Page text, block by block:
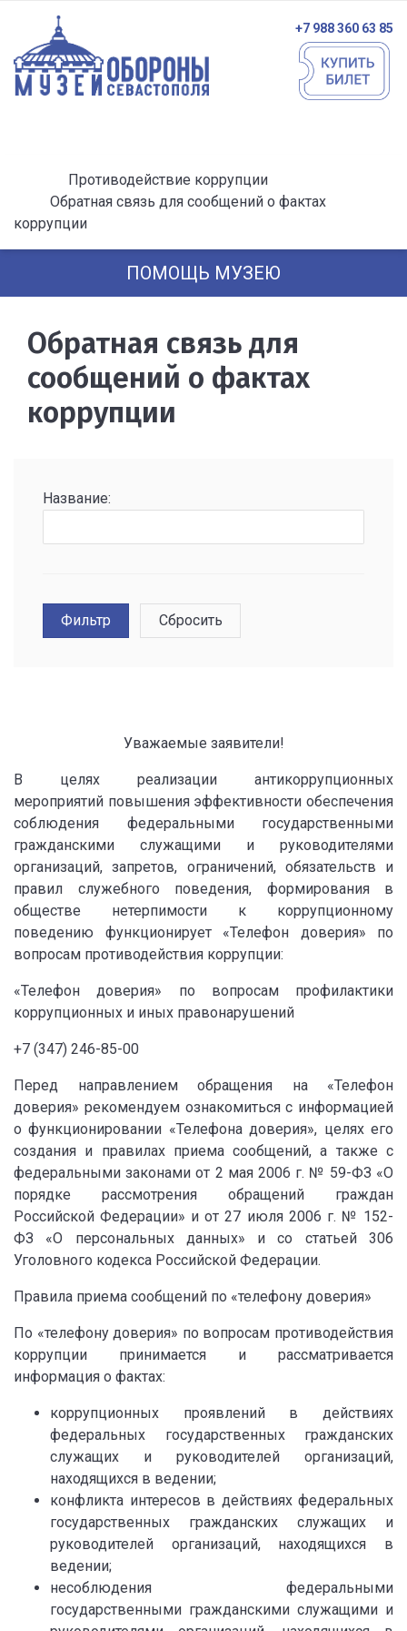
+7 988 360 63 85
Противодействие коррупции
Обратная связь для сообщений о фактах
коррупции
ПОМОЩЬ МУЗЕЮ
Обратная связь для
сообщений о фактах
коррупции
Название:
Уважаемые заявители!
В целях реализации антикоррупционных
мероприятий повышения эффективности обеспечения
соблюдения федеральными государственными
гражданскими служащими и руководителями
организаций, запретов, ограничений, обязательств и
правил служебного поведения, формирования в
обществе нетерпимости к коррупционному
поведению функционирует «Телефон доверия» по
вопросам противодействия коррупции:
«Телефон доверия» по вопросам профилактики
коррупционных и иных правонарушений
+7 (347) 246-85-00
Перед направлением обращения на «Телефон
доверия» рекомендуем ознакомиться с информацией
о функционировании «Телефона доверия», целях его
создания и правилах приема сообщений, а также с
федеральными законами от 2 мая 2006 г. № 59-ФЗ «О
порядке рассмотрения обращений граждан
Российской Федерации» и от 27 июля 2006 г. № 152-
ФЗ «О персональных данных» и со статьей 306
Уголовного кодекса Российской Федерации.
Правила приема сообщений по «телефону доверия»
По «телефону доверия» по вопросам противодействия
коррупции принимается и рассматривается
информация о фактах:
коррупционных проявлений в действиях
федеральных государственных гражданских
служащих и руководителей организаций,
находящихся в ведении;
конфликта интересов в действиях федеральных
государственных гражданских служащих и
руководителей организаций, находящихся в
ведении;
несоблюдения федеральными
государственными гражданскими служащими и